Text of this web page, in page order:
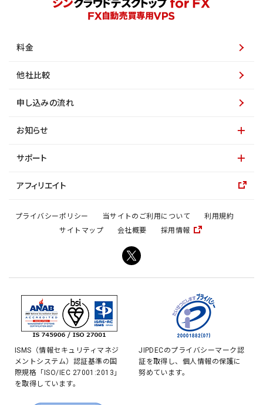
料金
他社比較
申し込みの流れ
お知らせ
サポート
アフィリエイト
プライバシーポリシー 当サイトのご利用について
利用規約
サイトマップ
会社概要 採用情報
ISMS（情報セキュリティマネジ
メントシステム）認証基準の国
際規格「ISO/IEC 27001:2013」
を取得しています。
JIPDECのプライバシーマーク認
証を取得し、個人情報の保護に
努めています。